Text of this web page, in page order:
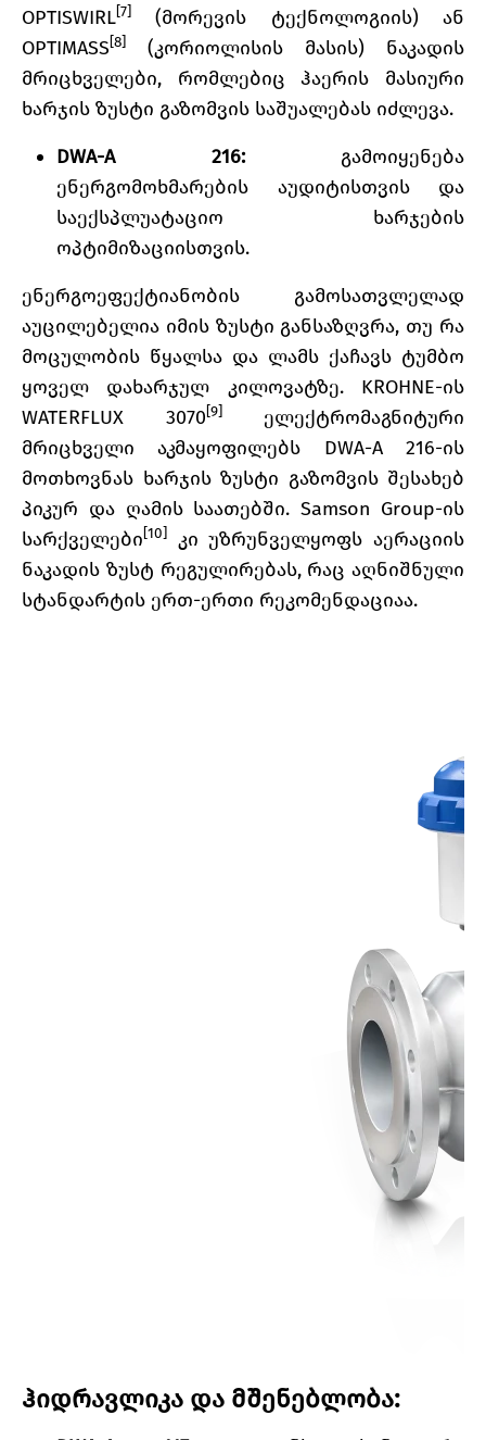
OPTISWIRL[7]
(მორევის ტექნოლოგიის) ან
OPTIMASS[8]
(კორიოლისის მასის) ნაკადის
მრიცხველები, რომლებიც ჰაერის მასიური
ხარჯის ზუსტი გაზომვის საშუალებას იძლევა.
DWA-A 216:გამოიყენება
ენერგომოხმარების აუდიტისთვის და
საექსპლუატაციო ხარჯების
ოპტიმიზაციისთვის.
ენერგოეფექტიანობის გამოსათვლელად
აუცილებელია იმის ზუსტი განსაზღვრა, თუ რა
მოცულობის წყალსა და ლამს ქაჩავს ტუმბო
ყოველ დახარჯულ კილოვატზე. KROHNE-ის
WATERFLUX 3070[9]ელექტრომაგნიტური
მრიცხველი აკმაყოფილებს DWA-A 216-ის
მოთხოვნას ხარჯის ზუსტი გაზომვის შესახებ
პიკურ და ღამის საათებში. Samson Group-ის
სარქველები[10]
კი უზრუნველყოფს აერაციის
ნაკადის ზუსტ რეგულირებას, რაც აღნიშნული
სტანდარტის ერთ-ერთი რეკომენდაციაა.
ჰიდრავლიკა და მშენებლობა: